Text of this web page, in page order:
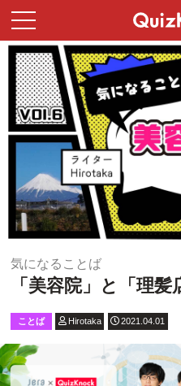
気になることば
「美容院」と「理
ことば Hirotaka 2021.04.01